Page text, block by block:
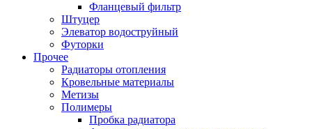
Фланцевый фильтр
Штуцер
Элеватор водоструйный
Футорки
Прочее
Радиаторы отопления
Кровельные материалы
Метизы
Полимеры
Пробка радиатора